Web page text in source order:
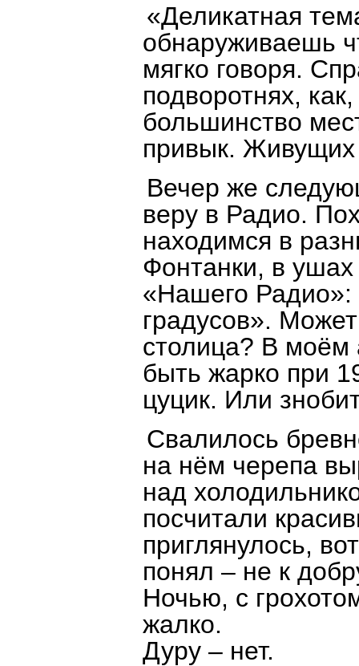
«Деликатная
обнаруживаешь
мягко говоря.
подворотнях,
большинство
привык.
Вечер же
веру в Радио.
находимся в
Фонтанки, в ушах
«Нашего Радио»:
градусов».
столица? В моём
быть жарко при
цуцик. Или
Свалилось
на нём черепа
над
посчитали
приглянулось,
понял – не к
Ночью, с
жалко.
Дуру – нет.